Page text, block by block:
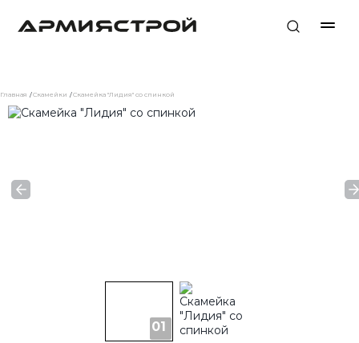
Главная Скамейки Скамейка "Лидия" со спинкой